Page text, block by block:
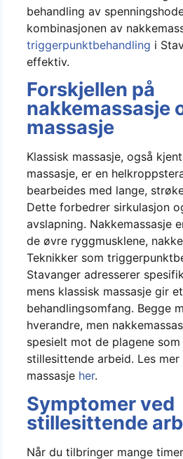
behandling av
kombinasjonen av
triggerpunktbehandling i
effektiv.
Forskjellen på
nakkemassasje
massasje
Klassisk massasje, også
massasje, er en
bearbeides med lange,
Dette forbedrer sirkulasjon
avslapning. Nakkemassasje
de øvre ryggmusklene,
Teknikker som
Stavanger adresserer
mens klassisk massasje gir
behandlingsomfang. Begge
hverandre, men
spesielt mot de plagene
stillesittende arbeid. Les
massasje her.
Symptomer ved
stillesittende
Når du tilbringer mange